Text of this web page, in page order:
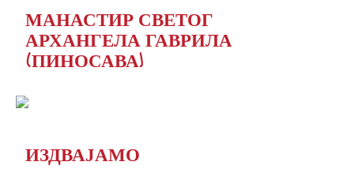
МАНАСТИР СВЕТОГ
АРХАНГЕЛА ГАВРИЛА
(ПИНОСАВА)
ИЗДВАЈАМО